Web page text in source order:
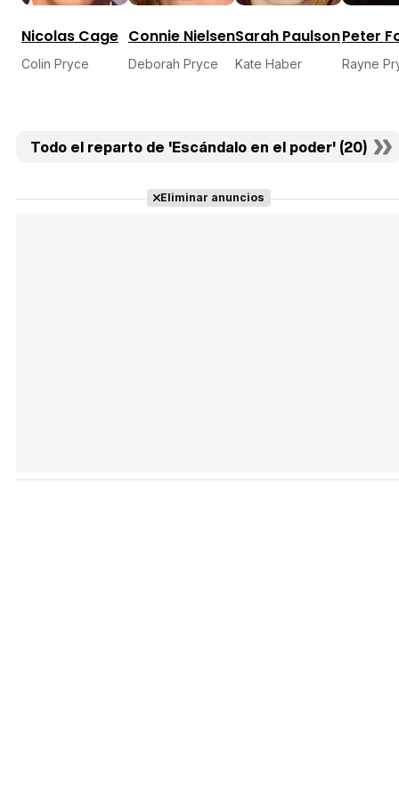
Nicolas Cage
Colin Pryce
Connie Nielsen
Deborah Pryce
Sarah Paulson
Kate Haber
Peter
Rayne
Todo el reparto de 'Escándalo en el poder' (20)
Eliminar anuncios